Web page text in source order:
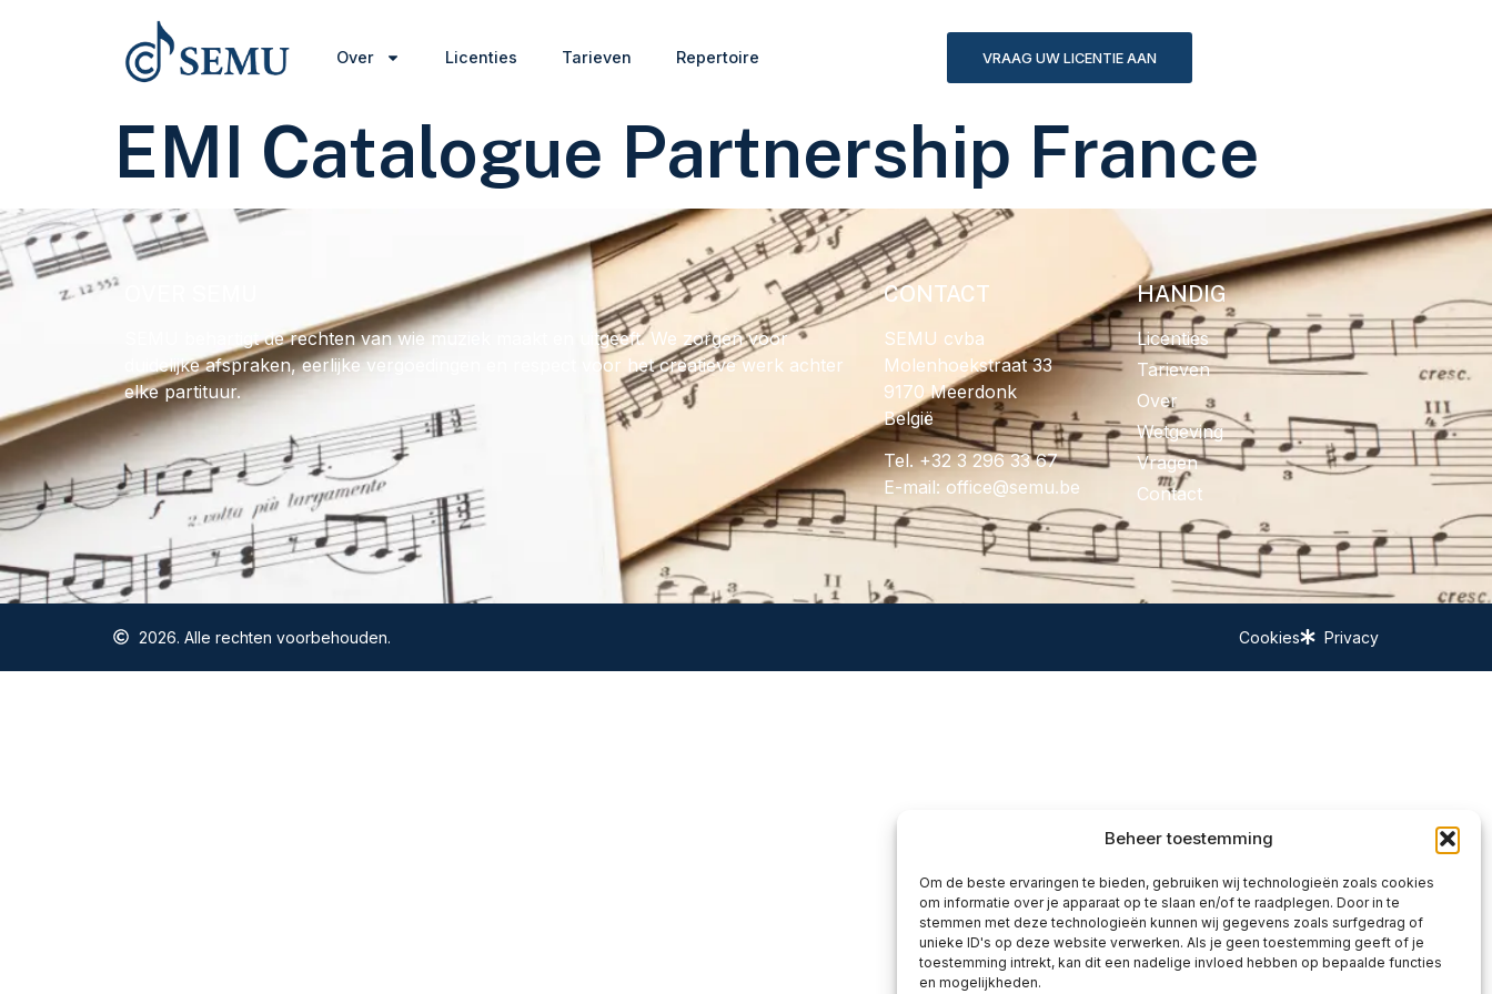
Beheer toestemming
Om de beste ervaringen te bieden, gebruiken wij technologieën zoals cookies
om informatie over je apparaat op te slaan en/of te raadplegen. Door in te
stemmen met deze technologieën kunnen wij gegevens zoals surfgedrag of
unieke ID's op deze website verwerken. Als je geen toestemming geeft of je
toestemming intrekt, kan dit een nadelige invloed hebben op bepaalde functies
en mogelijkheden.
Over Licenties Tarieven Repertoire VRAAG UW LICENTIE AAN
EMI Catalogue Partnership France
SEMU behartigt de rechten van wie muziek maakt en uitgeeft. We zorgen voor
duidelijke afspraken, eerlijke vergoedingen en respect voor het creatieve werk achter
elke partituur.
CONTACT
SEMU cvba
Molenhoekstraat 33
9170 Meerdonk
België
Tel. +32 3 296 33 67
E-mail:
eb.umes
@eciffo
HANDIG
Licenties
Tarieven
Over
Wetgeving
Vragen
Contact
2026. Alle rechten voorbehouden. Cookies Privacy